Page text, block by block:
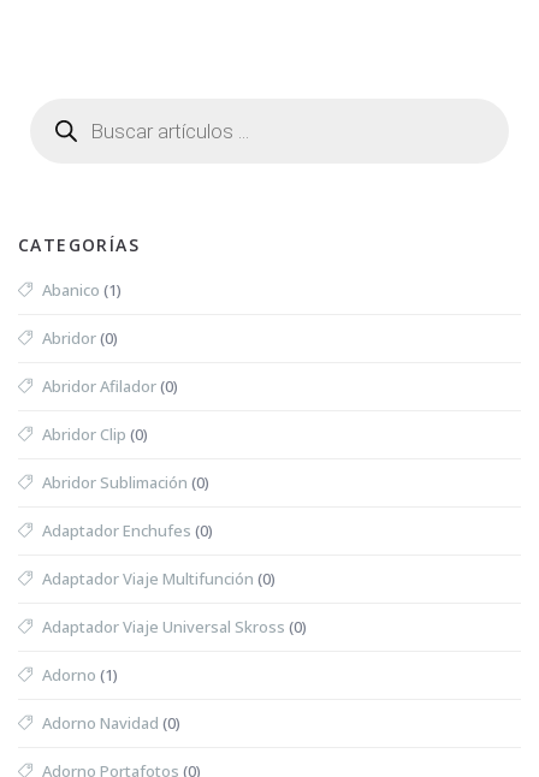
CATEGORÍAS
Abanico (1)
Abridor(0)
Abridor Afilador(0)
Abridor Clip (0)
Abridor Sublimación (0)
Adaptador Enchufes (0)
Adaptador Viaje Multifunción (0)
Adaptador Viaje Universal Skross (0)
Adorno (1)
Adorno Navidad (0)
Adorno Portafotos (0)